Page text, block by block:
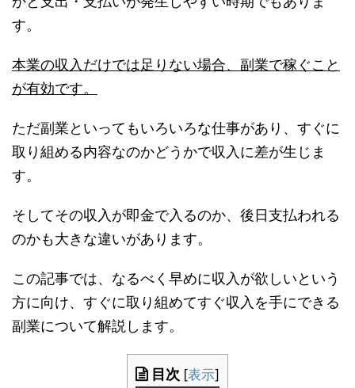
す。
本業の収入だけでは足りない場合、副業で稼ぐこと
が有効です。
ただ副業といってもいろいろな仕事があり、すぐに
取り組める内容なのかどうかで収入に差が生じま
す。
そしてその収入が即金で入るのか、後日支払われる
のかも大きな違いがあります。
この記事では、なるべく早めに収入が欲しいという
方に向け、すぐに取り組めてすぐ収入を手にできる
副業について解説します。
目次 [表示]